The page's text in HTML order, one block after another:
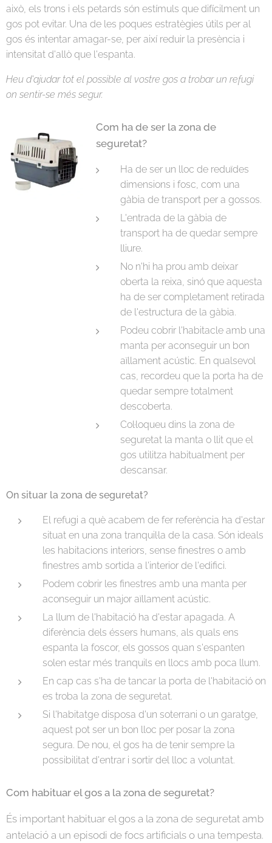
això, els trons i els petards són estímuls que difícilment un
gos pot evitar. Una de les poques estratègies útils per al
gos és intentar amagar-se, per així reduir la presència i
intensitat d'allò que l'espanta.
Heu d'ajudar tot el possible al vostre gos a trobar un refugi
on sentir-se més segur.
Com ha de ser la zona de
seguretat?
Ha de ser un lloc de reduïdes
dimensions i fosc, com una
gàbia de transport per a gossos.
L'entrada de la gàbia de
transport ha de quedar sempre
lliure.
No n'hi ha prou amb deixar
oberta la reixa, sinó que aquesta
ha de ser completament retirada
de l'estructura de la gàbia.
Podeu cobrir l'habitacle amb una
manta per aconseguir un bon
aïllament acústic. En qualsevol
cas, recordeu que la porta ha de
quedar sempre totalment
descoberta.
Col·loqueu dins la zona de
seguretat la manta o llit que el
gos utilitza habitualment per
descansar.
On situar la zona de seguretat?
El refugi a què acabem de fer referència ha d'estar
situat en una zona tranquil·la de la casa. Són ideals
les habitacions interiors, sense finestres o amb
finestres amb sortida a l'interior de l'edifici.
Podem cobrir les finestres amb una manta per
aconseguir un major aïllament acústic.
La llum de l'habitació ha d'estar apagada. A
diferència dels éssers humans, als quals ens
espanta la foscor, els gossos quan s'espanten
solen estar més tranquils en llocs amb poca llum.
En cap cas s'ha de tancar la porta de l'habitació on
es troba la zona de seguretat.
Si l'habitatge disposa d'un soterrani o un garatge,
aquest pot ser un bon lloc per posar la zona
segura. De nou, el gos ha de tenir sempre la
possibilitat d'entrar i sortir del lloc a voluntat.
Com habituar el gos a la zona de seguretat?
És important habituar el gos a la zona de seguretat amb
antelació a un episodi de focs artificials o una tempesta.